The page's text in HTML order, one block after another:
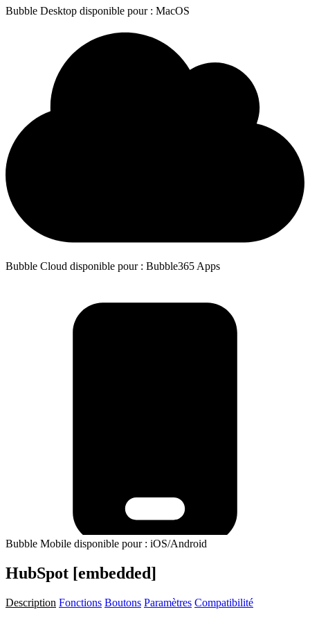
Bubble Desktop disponible pour : MacOS
Bubble Cloud disponible pour : Bubble365 Apps
Bubble Mobile disponible pour : iOS/Android
HubSpot [embedded]
Description Fonctions Boutons Paramètres Compatibilité